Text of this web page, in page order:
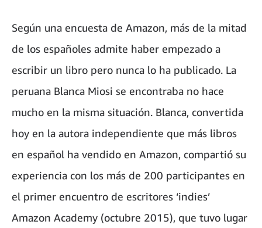
Según una encuesta de Amazon, más de la mitad
de los españoles admite haber empezado a
escribir un libro pero nunca lo ha publicado. La
peruana Blanca Miosi se encontraba no hace
mucho en la misma situación. Blanca, convertida
hoy en la autora independiente que más libros
en español ha vendido en Amazon, compartió su
experiencia con los más de 200 participantes en
el primer encuentro de escritores ‘indies’
Amazon Academy (octubre 2015), que tuvo lugar